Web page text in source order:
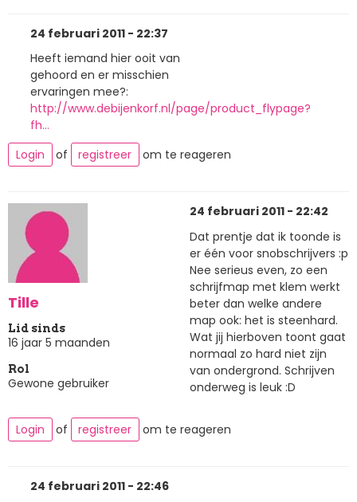
24 februari 2011 - 22:37
Heeft iemand hier ooit van
gehoord en er misschien
ervaringen mee?:
http://www.debijenkorf.nl/page/product_flypage?
fh…
Login
of registreer om te reageren
Tille
Lid sinds
16 jaar 5 maanden
Rol
Gewone gebruiker
24 februari 2011 - 22:42
Dat prentje dat ik toonde is
er één voor snobschrijvers :p
Nee serieus even, zo een
schrijfmap met klem werkt
beter dan welke andere
map ook: het is steenhard.
Wat jij hierboven toont gaat
normaal zo hard niet zijn
van ondergrond. Schrijven
onderweg is leuk :D
Login of registreer om te reageren
24 februari 2011 - 22:46